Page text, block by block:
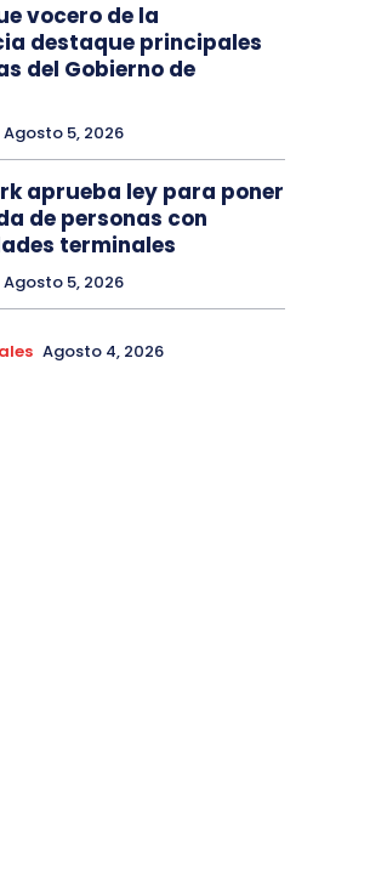
vocero de la
destaque principales
del Gobierno de
Agosto 5, 2026
aprueba ley para poner
de personas con
terminales
Agosto 5, 2026
Agosto 4, 2026